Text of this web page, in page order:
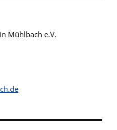
Mühlbach e.V.